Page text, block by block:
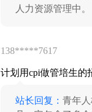
人力资源管理中。
138*****7617
计划用cpi做管培生的
站长回复：青年